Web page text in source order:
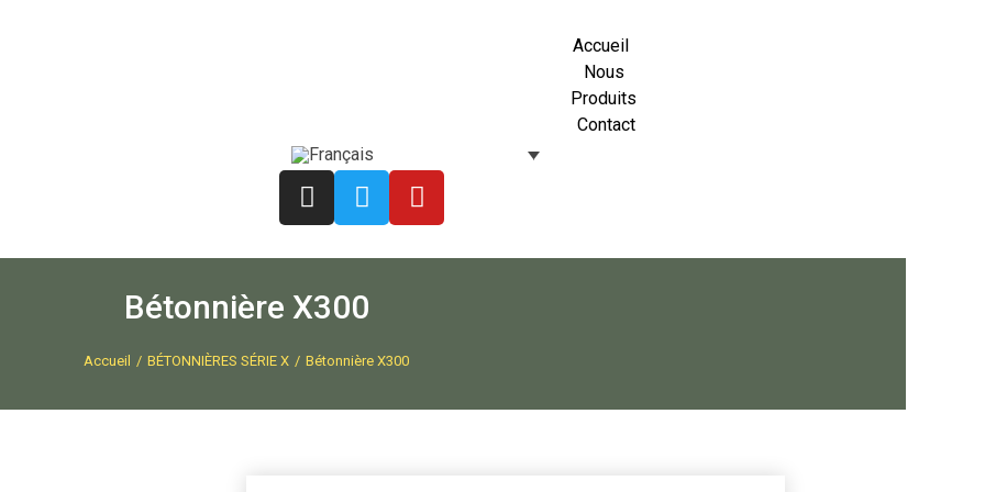
Accueil
Nous
Produits
Contact
Bétonnière X300
Accueil BÉTONNIÈRES SÉRIE X Bétonnière X300